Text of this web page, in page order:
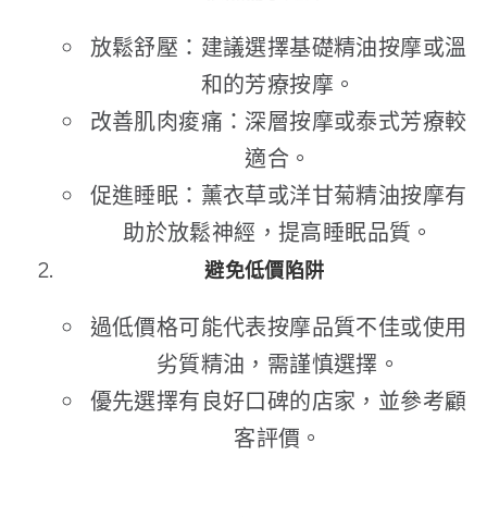
放鬆舒壓：建議選擇基礎精油按摩或溫
和的芳療按摩。
改善肌肉痠痛：深層按摩或泰式芳療較
適合。
促進睡眠：薰衣草或洋甘菊精油按摩有
助於放鬆神經，提高睡眠品質。
避免低價陷阱
過低價格可能代表按摩品質不佳或使用
劣質精油，需謹慎選擇。
優先選擇有良好口碑的店家，並參考顧
客評價。